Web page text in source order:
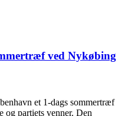
ved Nykøbing
et 1-dags sommertræf
og partiets venner. Den